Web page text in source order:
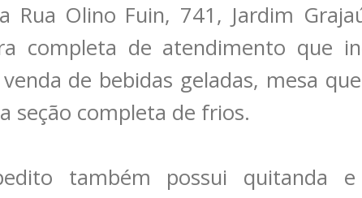
Rua Olino Fuin, 741, Jardim
completa de atendimento que
de bebidas geladas, mesa
seção completa de frios.
também possui quitanda